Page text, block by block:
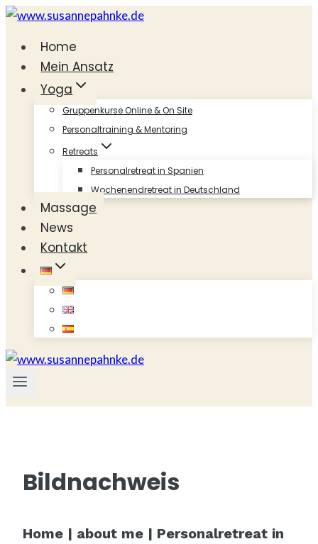
Zum
springenHome
Mein Ansatz
Yoga
Gruppenkurse Online & On Site
Personaltraining & Mentoring
Retreats
Personalretreat in Spanien
Wochenendretreat in Deutschland
Massage
News
Kontakt
Bildnachweis
Home | about me | Personalretreat in